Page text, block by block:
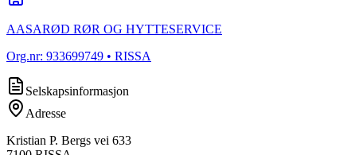
AASARØD RØR OG HYTTESERVICE
Org.nr: 933699749 • RISSA
Selskapsinformasjon
Adresse
Kristian P. Bergs vei 633